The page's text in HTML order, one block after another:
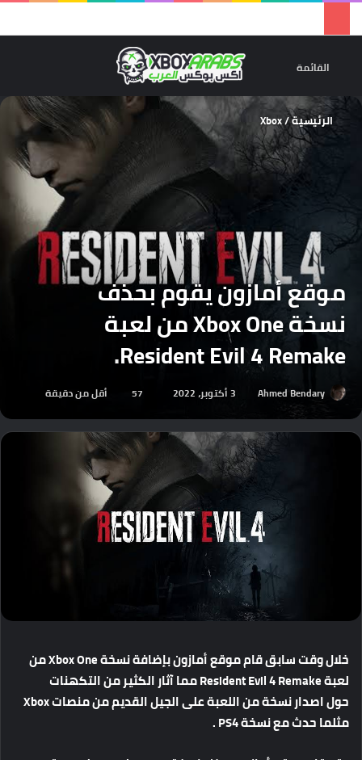
القائمة
الرئيسية/
Xbox
موقع أمازون يقوم بحذف
نسخة Xbox One من لعبة
Resident Evil 4 Remake.
Ahmed Bendary 3 أكتوبر، 2022 57 أقل من دقيقة
خلالوقتسابققامموقعأمازونبإضافةنسخة
من
لعبة
مماآثارالكثيرمنالتكهنات
حولاصدارنسخةمناللعبةعلىالجيلالقديممنمنصات
مثلماحدثمعنسخة